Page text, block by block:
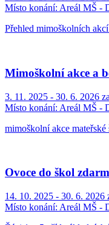
Místo konání: Areál MŠ -
Přehled mimoškolních
Mimoškolní akce a
3. 11. 2025 - 30. 6. 2026
Místo konání: Areál MŠ -
mimoškolní akce
Ovoce do škol
14. 10. 2025 - 30. 6. 2026
Místo konání: Areál MŠ -